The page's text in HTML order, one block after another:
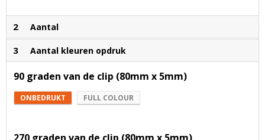
2 Aantal
3 Aantal kleuren opdruk
90 graden van de clip (80mm x 5mm)
ONBEDRUKT FULL COLOUR